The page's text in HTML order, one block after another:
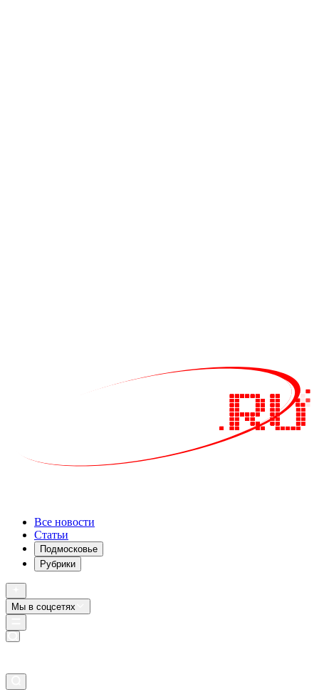
Все новости
Статьи
Подмосковье
Рубрики
Мы в соцсетях